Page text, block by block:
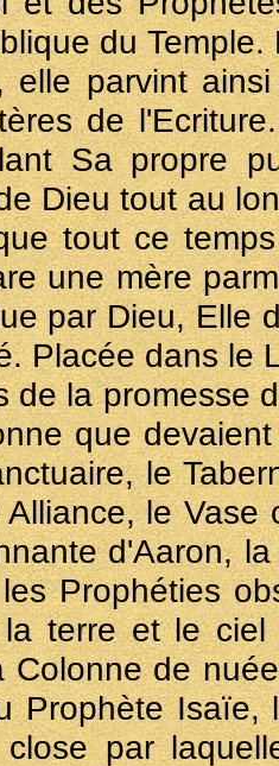
du
elle parvint
de
Sa propre
Dieu tout au
tout ce
une mère
par Dieu, Elle
Placée dans le
de la promesse
que
le
Alliance, le
d'Aaron,
Prophéties
terre et le ciel
Colonne de
Prophète Isaïe,
par